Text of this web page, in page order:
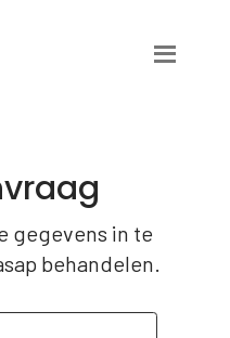
gegevens in te
behandelen.